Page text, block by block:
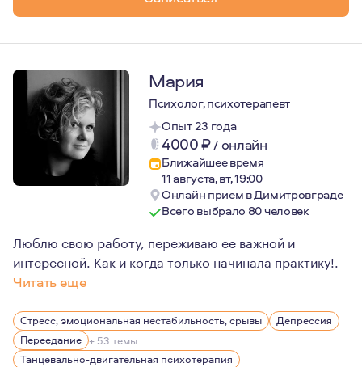
Мария
Психолог, психотерапевт
Опыт 23 года
4000₽/ онлайн
Ближайшее время
11 августа, вт, 19:00
Онлайн прием в Димитровграде
Всего выбрало 80 человек
Люблю свою работу, переживаю ее важной и
интересной. Как и когда только начинала практику!.
Читать еще
Для меня большой ценностью являются свобода
Стресс, эмоциональная нестабильность, срывы
Депрессия
Переедание + 53 темы
Танцевально-двигательная психотерапия